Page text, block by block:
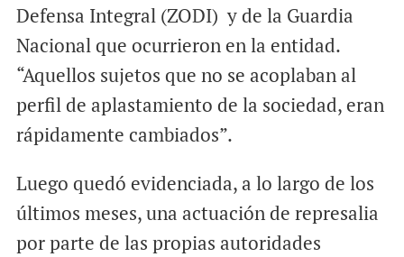
Defensa Integral (ZODI) y de la Guardia
Nacional que ocurrieron en la entidad.
“Aquellos sujetos que no se acoplaban al
perfil de aplastamiento de la sociedad, eran
rápidamente cambiados”.
Luego quedó evidenciada, a lo largo de los
últimos meses, una actuación de represalia
por parte de las propias autoridades